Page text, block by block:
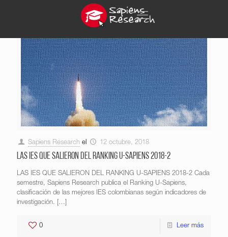
Sapiens Research el 12 octubre, 2018
LAS IES QUE SALIERON DEL RANKING U-SAPIENS 2018-2
LAS IES QUE SALIERON DEL RANKING U-SAPIENS 2018-2 Cada
semestre, Sapiens Research publica el Ranking U-Sapiens,
clasificación de las mejores IES colombianas según indicadores de
investigación. […]
0 Leer más